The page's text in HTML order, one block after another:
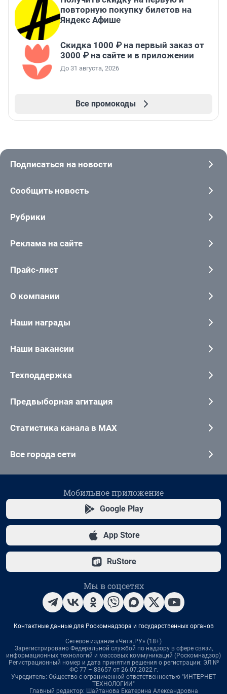
повторную покупку билетов на
Яндекс Афише
Скидка 1000 ₽ на первый заказ от
3000 ₽ на сайте и в приложении
До 31 августа, 2026
Все промокоды
Подписаться на новости
Сообщить новость
Рубрики
Реклама на сайте
Прайс-лист
О компании
Наши награды
Наши вакансии
Техподдержка
Предвыборная агитация
Статистика канала в MAX
Все города сети
Мобильное приложение
Google Play
App Store
RuStore
Мы в соцсетях
Контактные данные для Роскомнадзора и государственных органов
Сетевое издание «Чита.РУ» (18+)
Зарегистрировано Федеральной службой по надзору в сфере связи,
информационных технологий и массовых коммуникаций (Роскомнадзор)
Регистрационный номер и дата принятия решения о регистрации: ЭЛ №
ФС 77 – 83657 от 26.07.2022 г.
Учредитель: Общество с ограниченной ответственностью "ИНТЕРНЕТ
ТЕХНОЛОГИИ"
Главный редактор: Шайтанова Екатерина Александровна